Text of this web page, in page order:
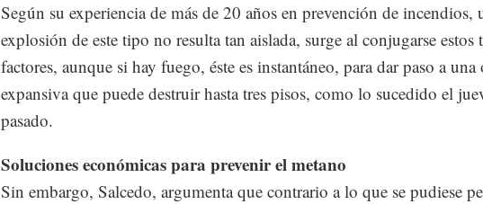
Según su experiencia de más de 20 años en prevención de incendios,
explosión de este tipo no resulta tan aislada, surge al conjugarse estos
factores, aunque si hay fuego, éste es instantáneo, para dar paso a una
expansiva que puede destruir hasta tres pisos, como lo sucedido el
pasado.
Soluciones económicas para prevenir el metano
Sin embargo, Salcedo, argumenta que contrario a lo que se pudiese